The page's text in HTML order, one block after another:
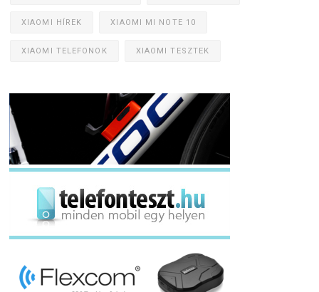
XIAOMI HÍREK XIAOMI MI NOTE 10
XIAOMI TELEFONOK XIAOMI TESZTEK